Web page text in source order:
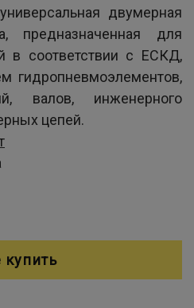
двумерная
предназначенная для
в соответствии с ЕСКД,
гидропневмоэлементов,
валов, инженерного
цепей.
купить